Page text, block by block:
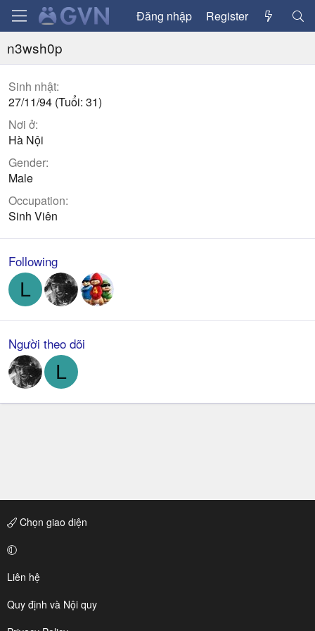
Đăng nhập Register
n3wsh0p
Sinh nhật
27/11/94 (Tuổi: 31)
Nơi ở
Hà Nội
Gender
Male
Occupation
Sinh Viên
Following
L
Người theo dõi
L
Chọn giao diện
Liên hệ
Quy định và Nội quy